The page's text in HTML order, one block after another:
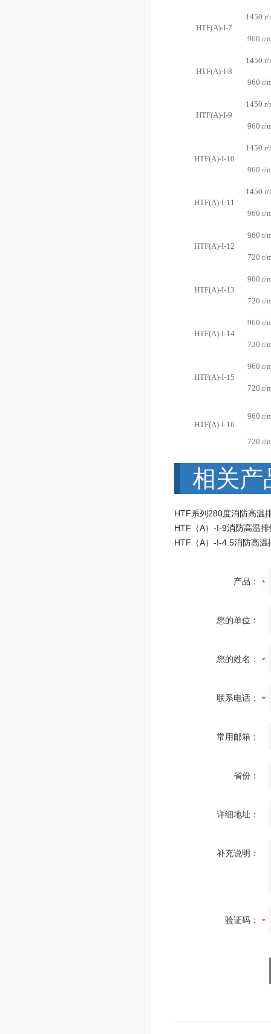
HTF(A)-I-7
1450
960 r/
HTF(A)-I-8
1450
960 r/
HTF(A)-I-9
1450
960 r/
HTF(A)-I-10
1450
960 r/
HTF(A)-I-11
1450
960 r/
HTF(A)-I-12
960 r/
720 r/
HTF(A)-I-13
960 r/
720 r/
HTF(A)-I-14
960 r/
720 r/
HTF(A)-I-15
960 r/
720 r/
HTF(A)-I-16
960 r/
720 r/
相关产
HTF系列280度消防高温
HTF（A）-I-9消防高温
产品：
您的单位：
您的姓名：
联系电话：
常用邮箱：
省份：
详细地址：
补充说明：
验证码：